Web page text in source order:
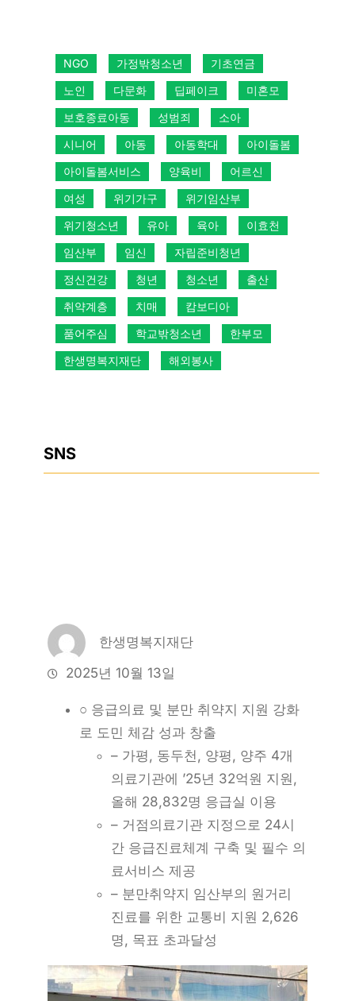
NGO 가정밖청소년
기초연금
노인
다문화 딥페이크
미혼모
보호종료아동
성범죄
소아
시니어
아동 아동학대
아이돌봄
아이돌봄서비스
양육비
어르신
여성
위기가구
위기임산부
위기청소년
유아 육아
이효천
임산부
임신
자립준비청년
정신건강
청년 청소년
출산
취약계층
치매
캄보디아
품어주심
학교밖청소년
한부모
한생명복지재단
해외봉사
SNS
한생명복지재단
2025년 10월 13일
○ 응급의료 및 분만 취약지 지원 강화
로 도민 체감 성과 창출
– 가평, 동두천, 양평, 양주 4개
의료기관에 ’25년 32억원 지원,
올해 28,832명 응급실 이용
– 거점의료기관 지정으로 24시
간 응급진료체계 구축 및 필수 의
료서비스 제공
– 분만취약지 임산부의 원거리
진료를 위한 교통비 지원 2,626
명, 목표 초과달성